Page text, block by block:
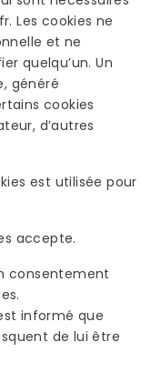
Les cookies ne
et ne
quelqu’un. Un
généré
cookies
d’autres
est utilisée pour
accepte.
consentement
informé que
de lui être